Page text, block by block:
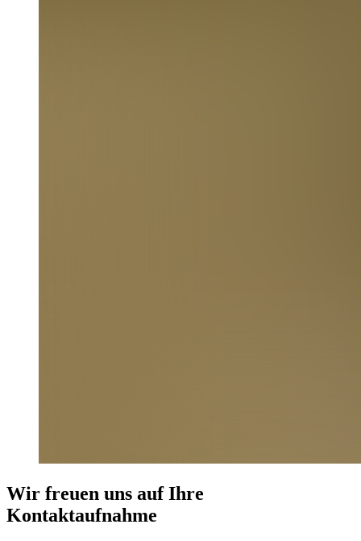
Wir freuen uns auf Ihre
Kontaktaufnahme